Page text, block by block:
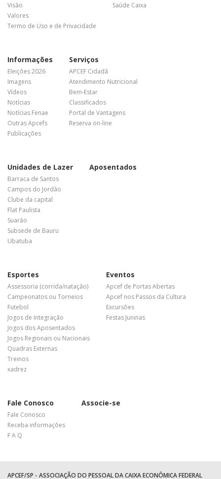
Visão
Valores
Termo de Uso e de Privacidade
Saúde Caixa
Informações
Eleições 2026
Imagens
Vídeos
Notícias
Notícias Fenae
Outras Apcefs
Publicações
Serviços
APCEF Cidadã
Atendimento Nutricional
Bem-Estar
Classificados
Portal de Vantagens
Reserva on-line
Unidades de Lazer
Barraca de Santos
Campos do Jordão
Clube da capital
Flat Paulista
Suarão
Subsede de Bauru
Ubatuba
Aposentados
Esportes
Assessoria (corrida/natação)
Campeonatos ou Torneios
Futebol
Jogos de Integração
Jogos dos Aposentados
Jogos Regionais ou Nacionais
Quadras Externas
Treinos
xadrez
Eventos
Apcef de Portas Abertas
Apcef nos Passos da Cultura
Excursões
Festas Juninas
Fale Conosco
Fale Conosco
Receba informações
F A Q
Associe-se
APCEF/SP - ASSOCIAÇÃO DO PESSOAL DA CAIXA ECONÔMICA FEDERAL